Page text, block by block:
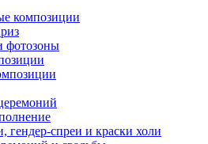
композиции
фотозоны
гендер-спреи и краски холи